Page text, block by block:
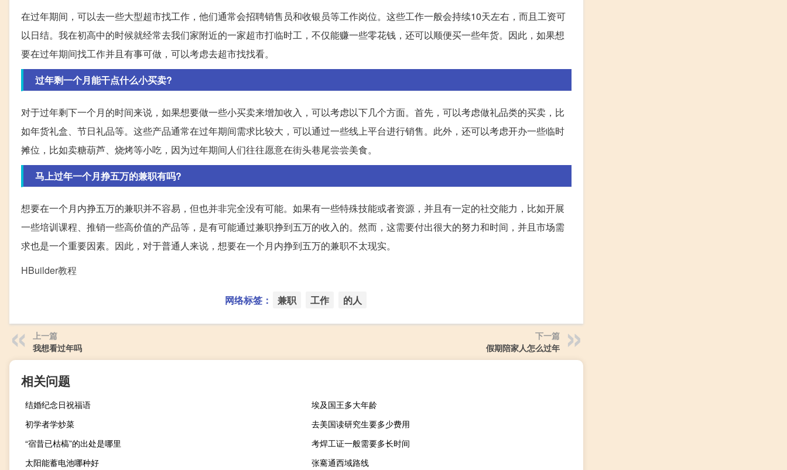
在过年期间，可以去一些大型超市找工作，他们通常会招聘销售员和收银员等工作岗位。这些工作一般会持续10天左右，而且工资可
以日结。我在初高中的时候就经常去我们家附近的一家超市打临时工，不仅能赚一些零花钱，还可以顺便买一些年货。因此，如果想
要在过年期间找工作并且有事可做，可以考虑去超市找找看。
过年剩一个月能干点什么小买卖?
对于过年剩下一个月的时间来说，如果想要做一些小买卖来增加收入，可以考虑以下几个方面。首先，可以考虑做礼品类的买卖，比
如年货礼盒、节日礼品等。这些产品通常在过年期间需求比较大，可以通过一些线上平台进行销售。此外，还可以考虑开办一些临时
摊位，比如卖糖葫芦、烧烤等小吃，因为过年期间人们往往愿意在街头巷尾尝尝美食。
马上过年一个月挣五万的兼职有吗?
想要在一个月内挣五万的兼职并不容易，但也并非完全没有可能。如果有一些特殊技能或者资源，并且有一定的社交能力，比如开展
一些培训课程、推销一些高价值的产品等，是有可能通过兼职挣到五万的收入的。然而，这需要付出很大的努力和时间，并且市场需
求也是一个重要因素。因此，对于普通人来说，想要在一个月内挣到五万的兼职不太现实。
HBuilder教程
网络标签： 兼职 工作 的人
上一篇
我想看过年吗
下一篇
假期陪家人怎么过年
相关问题
结婚纪念日祝福语
埃及国王多大年龄
初学者学炒菜
去美国读研究生要多少费用
“宿昔已枯槁”的出处是哪里
考焊工证一般需要多长时间
太阳能蓄电池哪种好
张騫通西域路线